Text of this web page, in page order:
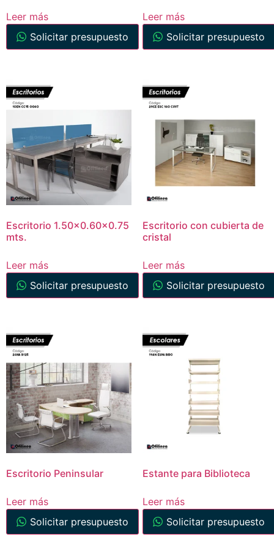
Leer más
Solicitar presupuesto
Leer más
Solicitar presupuesto
Escritorio 1.50×0.60×0.75
mts.
Leer más
Solicitar presupuesto
Escritorio con cubierta de
cristal
Leer más
Solicitar presupuesto
Escritorio Peninsular
Leer más
Solicitar presupuesto
Estante para Biblioteca
Leer más
Solicitar presupuesto